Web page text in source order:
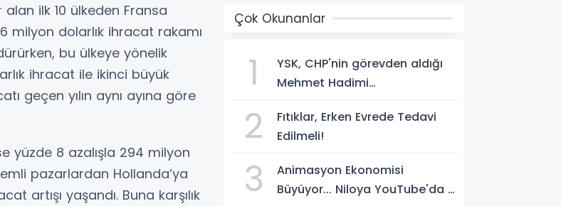
ilk 10 ülkeden Fransa
milyon dolarlık ihracat rakamı
bu ülkeye yönelik
ihracat ile ikinci büyük
geçen yılın aynı ayına göre
yüzde 8 azalışla 294 milyon
pazarlardan Hollanda’ya
artışı yaşandı. Buna karşılık
Çok Okunanlar
1
YSK, CHP'nin görevden aldığı
Mehmet Hadimi
temsilcisi olarak atadı!
2
Fıtıklar, Erken Evrede Tedavi
Edilmeli!
3
Animasyon Ekonomisi
Büyüyor... Niloya YouTube'da 7